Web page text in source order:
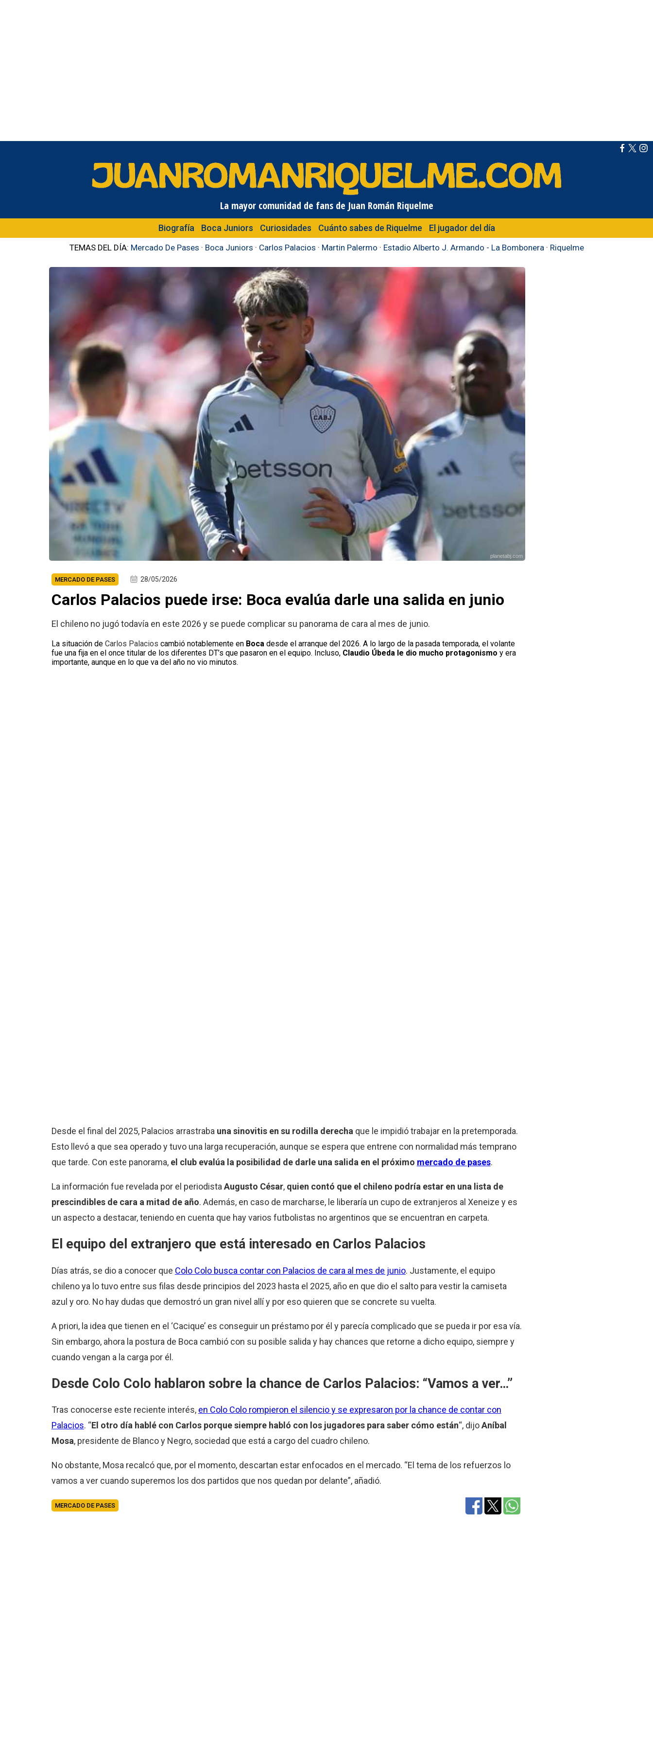
La mayor comunidad de fans de Juan Román Riquelme
Biografía Boca Juniors Curiosidades Cuánto sabes de Riquelme El jugador del día
TEMAS DEL DÍA: Mercado De Pases · Boca Juniors · Carlos Palacios · Martin Palermo · Estadio Alberto J. Armando - La Bombonera · Riquelme
planetabj.com
MERCADO DE PASES 28/05/2026
Carlos Palacios puede irse: Boca evalúa darle una salida en junio
El chileno no jugó todavía en este 2026 y se puede complicar su panorama de cara al mes de junio.
La situación de Carlos Palacios cambió notablemente enBoca desde el arranque del 2026. A lo largo de la pasada temporada, el volante
fue una fija en el once titular de los diferentes DT’s que pasaron en el equipo. Incluso, Claudio Úbeda le dio mucho protagonismo y era
importante, aunque en lo que va del año no vio minutos.
Desde el final del 2025, Palacios arrastraba una sinovitis en su rodilla derecha que le impidió trabajar en la pretemporada.
Esto llevó a que sea operado y tuvo una larga recuperación, aunque se espera que entrene con normalidad más temprano
que tarde. Con este panorama, el club evalúa la posibilidad de darle una salida en el próximo mercado de pases.
La información fue revelada por el periodista Augusto César, quien contó que el chileno podría estar en una lista de
prescindibles de cara a mitad de año. Además, en caso de marcharse, le liberaría un cupo de extranjeros al Xeneize y es
un aspecto a destacar, teniendo en cuenta que hay varios futbolistas no argentinos que se encuentran en carpeta.
El equipo del extranjero que está interesado en Carlos Palacios
Días atrás, se dio a conocer que Colo Colo busca contar con Palacios de cara al mes de junio. Justamente, el equipo
chileno ya lo tuvo entre sus filas desde principios del 2023 hasta el 2025, año en que dio el salto para vestir la camiseta
azul y oro. No hay dudas que demostró un gran nivel allí y por eso quieren que se concrete su vuelta.
A priori, la idea que tienen en el ‘Cacique’ es conseguir un préstamo por él y parecía complicado que se pueda ir por esa vía.
Sin embargo, ahora la postura de Boca cambió con su posible salida y hay chances que retorne a dicho equipo, siempre y
cuando vengan a la carga por él.
Desde Colo Colo hablaron sobre la chance de Carlos Palacios: “Vamos a ver…”
Tras conocerse este reciente interés, en Colo Colo rompieron el silencio y se expresaron por la chance de contar con
Palacios. “El otro día hablé con Carlos porque siempre habló con los jugadores para saber cómo están“, dijoAníbal
Mosa, presidente de Blanco y Negro, sociedad que está a cargo del cuadro chileno.
No obstante, Mosa recalcó que, por el momento, descartan estar enfocados en el mercado. “El tema de los refuerzos lo
vamos a ver cuando superemos los dos partidos que nos quedan por delante”, añadió.
MERCADO DE PASES